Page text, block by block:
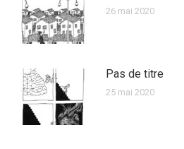
26 mai 2020
Pas de titre
25 mai 2020